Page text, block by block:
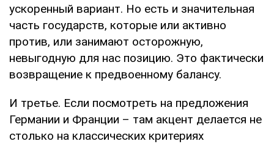
ускоренный вариант. Но есть и значительная
часть государств, которые или активно
против, или занимают осторожную,
невыгодную для нас позицию. Это фактически
возвращение к предвоенному балансу.
И третье. Если посмотреть на предложения
Германии и Франции – там акцент делается не
столько на классических критериях